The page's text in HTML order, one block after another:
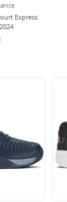
Express
Kinder